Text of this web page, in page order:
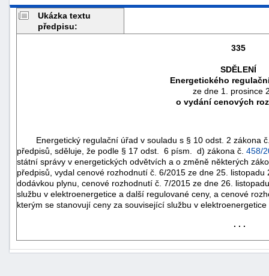
Ukázka textu
předpisu:
335
SDĚLENÍ
Energetického
ze dne 1. prosince
o vydání cenových
Energetický regulační úřad v souladu s § 10 odst. 2 zákona
předpisů, sděluje, že podle § 17 odst. 6 písm. d) zákona č. 458/
státní správy v energetických odvětvích a o změně některých
předpisů, vydal cenové rozhodnutí č. 6/2015 ze dne 25.
dodávkou plynu, cenové rozhodnutí č. 7/2015 ze dne 26.
službu v elektroenergetice a další regulované ceny, a cenové
kterým se stanovují ceny za související službu v
. . .
náhrady